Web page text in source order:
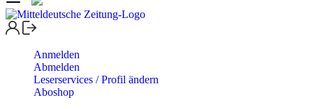
Anmelden
Abmelden
Leserservices / Profil ändern
Aboshop